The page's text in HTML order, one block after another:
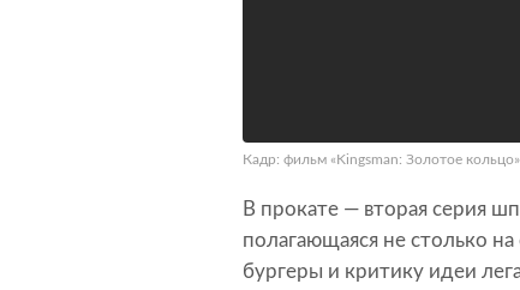
Кадр: фильм «Kingsman: Золотое кольцо»
В прокате — вторая серия
полагающаяся не столько на
бургеры и критику идеи